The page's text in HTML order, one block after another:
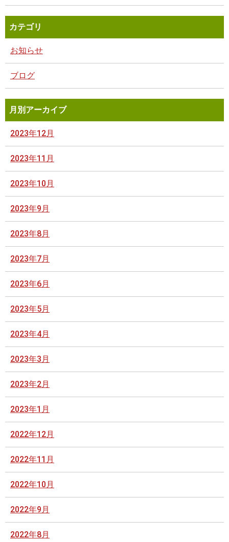
カテゴリ
お知らせ
ブログ
月別アーカイブ
2023年12月
2023年11月
2023年10月
2023年9月
2023年8月
2023年7月
2023年6月
2023年5月
2023年4月
2023年3月
2023年2月
2023年1月
2022年12月
2022年11月
2022年10月
2022年9月
2022年8月